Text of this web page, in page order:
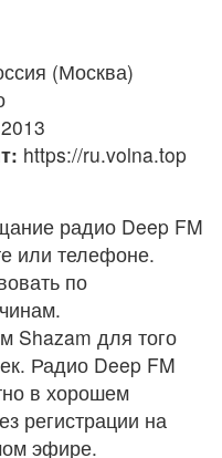
(Москва)
https://ru.volna.top
радио Deep FM
или телефоне.
по
Shazam для того
Радио Deep FM
в хорошем
регистрации на
эфире.